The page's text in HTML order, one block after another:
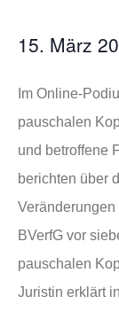
15. März
Im Online-
pauschalen
und betroffene
berichten über
BVerfG vor
pauschalen
Juristin erklärt